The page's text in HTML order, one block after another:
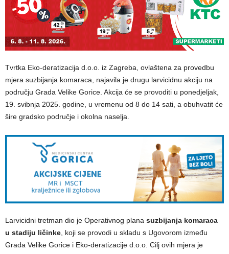
Tvrtka Eko-deratizacija d.o.o. iz Zagreba, ovlaštena za provedbu
mjera suzbijanja komaraca, najavila je drugu larvicidnu akciju na
području Grada Velike Gorice. Akcija će se provoditi u ponedjeljak,
19. svibnja 2025. godine, u vremenu od 8 do 14 sati, a obuhvatit će
šire gradsko područje i okolna naselja.
Larvicidni tretman dio je Operativnog plana suzbijanja komaraca
u stadiju ličinke , koji se provodi u skladu s Ugovorom između
Grada Velike Gorice i Eko-deratizacije d.o.o. Cilj ovih mjera je